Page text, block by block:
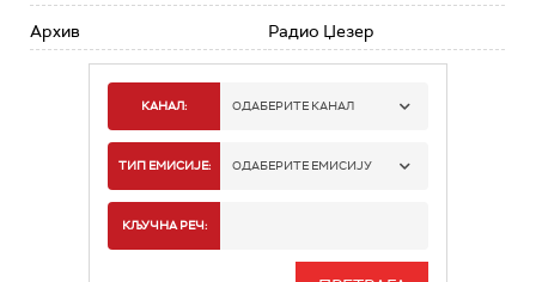
Архив Радио Џезер
КАНАЛ: ОДАБЕРИТЕ КАНАЛ
РАДИО БЕОГРАД 1
РАДИО БЕОГРАД 3
ТИП ЕМИСИЈЕ: ОДАБЕРИТЕ ЕМИСИЈУ
КЉУЧНА РЕЧ: